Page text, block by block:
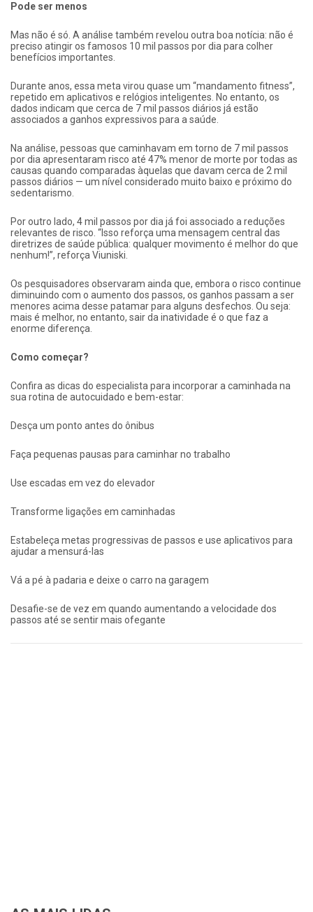
Pode ser menos
Mas não é só. A análise também revelou outra boa notícia: não é
preciso atingir os famosos 10 mil passos por dia para colher
benefícios importantes.
Durante anos, essa meta virou quase um “mandamento fitness”,
repetido em aplicativos e relógios inteligentes. No entanto, os
dados indicam que cerca de 7 mil passos diários já estão
associados a ganhos expressivos para a saúde.
Na análise, pessoas que caminhavam em torno de 7 mil passos
por dia apresentaram risco até 47% menor de morte por todas as
causas quando comparadas àquelas que davam cerca de 2 mil
passos diários — um nível considerado muito baixo e próximo do
sedentarismo.
Por outro lado, 4 mil passos por dia já foi associado a reduções
relevantes de risco. “Isso reforça uma mensagem central das
diretrizes de saúde pública: qualquer movimento é melhor do que
nenhum!”, reforça Viuniski.
Os pesquisadores observaram ainda que, embora o risco continue
diminuindo com o aumento dos passos, os ganhos passam a ser
menores acima desse patamar para alguns desfechos. Ou seja:
mais é melhor, no entanto, sair da inatividade é o que faz a
enorme diferença.
Como começar?
Confira as dicas do especialista para incorporar a caminhada na
sua rotina de autocuidado e bem-estar:
Desça um ponto antes do ônibus
Faça pequenas pausas para caminhar no trabalho
Use escadas em vez do elevador
Transforme ligações em caminhadas
Estabeleça metas progressivas de passos e use aplicativos para
ajudar a mensurá-las
Vá a pé à padaria e deixe o carro na garagem
Desafie-se de vez em quando aumentando a velocidade dos
passos até se sentir mais ofegante